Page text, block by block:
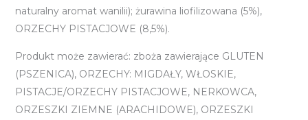
naturalny aromat wanilii); żurawina liofilizowana (5%),
ORZECHY PISTACJOWE (8,5%).
Produkt może zawierać: zboża zawierające GLUTEN
(PSZENICA), ORZECHY: MIGDAŁY, WŁOSKIE,
PISTACJE/ORZECHY PISTACJOWE, NERKOWCA,
ORZESZKI ZIEMNE (ARACHIDOWE), ORZESZKI